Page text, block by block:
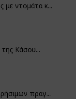
με ντομάτα κ...
της Κάσου...
πραγ...